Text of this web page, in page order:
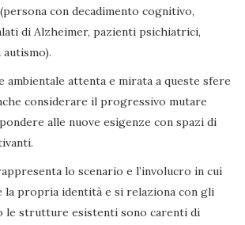
con decadimento cognitivo,
di Alzheimer, pazienti psichiatrici,
attenta e mirata a queste sfere
considerare il progressivo mutare
alle nuove esigenze con spazi di
lo scenario e l’involucro in cui
la propria identità e si relaziona con gli
le strutture esistenti sono carenti di